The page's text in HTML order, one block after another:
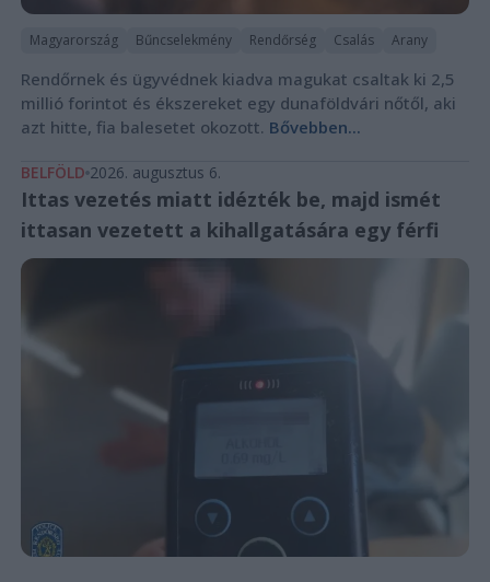
Magyarország Bűncselekmény Rendőrség Csalás Arany
Rendőrnek és ügyvédnek kiadva magukat csaltak ki 2,5
millió forintot és ékszereket egy dunaföldvári nőtől, aki
azt hitte, fia balesetet okozott. Bővebben...
BELFÖLD 2026. augusztus 6.
Ittas vezetés miatt idézték be, majd ismét
ittasan vezetett a kihallgatására egy férfi